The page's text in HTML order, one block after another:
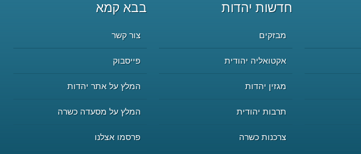
חדשות יהדות
מבזקים
אקטואליה יהודית
מגזין יהדות
תרבות יהודית
צרכנות כשרה
בבא קמא
צור קשר
פייסבוק
המלץ על אתר יהדות
המלץ על מסעדה כשרה
פרסמו אצלנו